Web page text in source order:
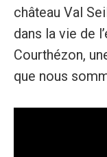
château Val
dans la vie de
Courthézon,
que nous